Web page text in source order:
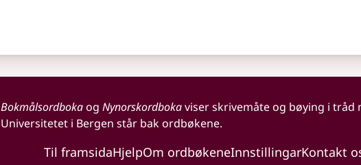
Bokmålsordbokaog Nynorskordbokaviser skrivemåte og bøying i tråd
Universitetet i Bergen står bak ordbøkene.
Til framsidaHjelpOm ordbøkeneInnstillingarKontakt